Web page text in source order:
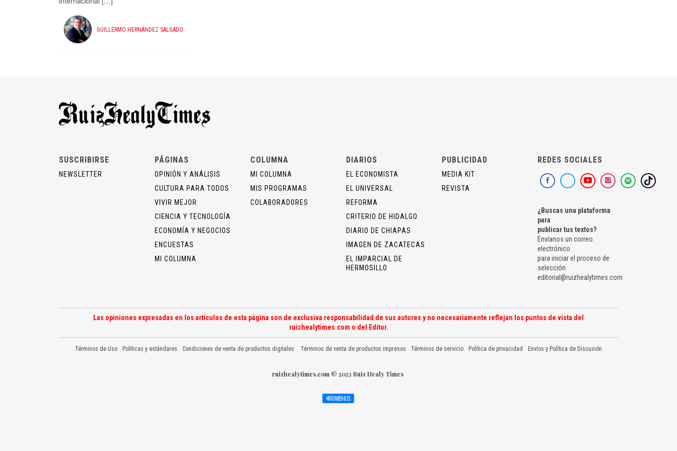
GUILLERMO HERNÁNDEZ SALGADO
SUSCRIBIRSE
NEWSLETTER
PÁGINAS
OPINIÓN Y ANÁLISIS
CULTURA PARA TODOS
VIVIR MEJOR
CIENCIA Y TECNOLOGÍA
ECONOMÍA Y NEGOCIOS
ENCUESTAS
MI COLUMNA
COLUMNA
MI COLUMNA
MIS PROGRAMAS
COLABORADORES
DIARIOS
EL ECONOMISTA
EL UNIVERSAL
REFORMA
CRITERIO DE HIDALGO
DIARIO DE CHIAPAS
IMAGEN DE ZACATECAS
EL IMPARCIAL DE
HERMOSILLO
PUBLICIDAD
MEDIA KIT
REVISTA
REDES SOCIALES
¿Buscas una plataforma
para
publicar tus textos?
Envíanos un correo
electrónico
para iniciar el proceso de
selección
editorial@ruizhealytimes.com
Las opiniones expresadas en los artículos de esta página son de exclusiva responsabilidad de sus autores y no necesariamente reflejan los puntos de vista del
ruizhealytimes.com o del Editor.
Términos de Uso Políticas y estándares Condiciones de venta de productos digitales Términos de venta de productos impresos Términos de servicio Política de privacidad Envíos y Política de Discusión
ruizhealytimes.com © 2023 Ruiz Healy Times